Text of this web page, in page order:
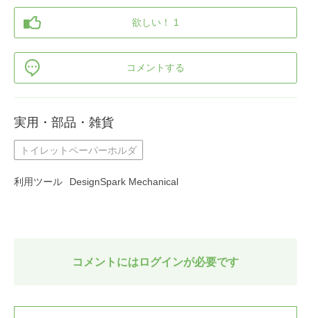
欲しい！ 1
コメントする
実用・部品・雑貨
トイレットペーパーホルダ
利用ツール DesignSpark Mechanical
コメントにはログインが必要です